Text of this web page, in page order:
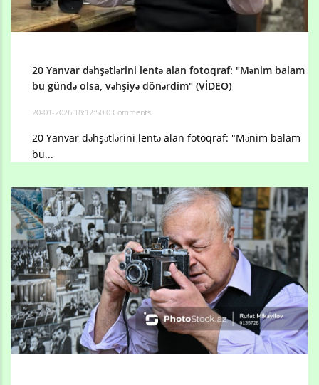
20 Yanvar dəhşətlərini lentə alan fotoqraf: "Mənim balam
bu gündə olsa, vəhşiyə dönərdim" (VİDEO)
20-01-2026 18:12:50 0 Comments
20 Yanvar dəhşətlərini lentə alan fotoqraf: "Mənim balam
bu...